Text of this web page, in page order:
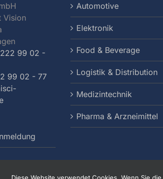
Vision
99 02 -
99 02 - 77
Automotive
Elektronik
Food & Beverage
Logistik & Distribution
Medizintechnik
Pharma & Arzneimittel